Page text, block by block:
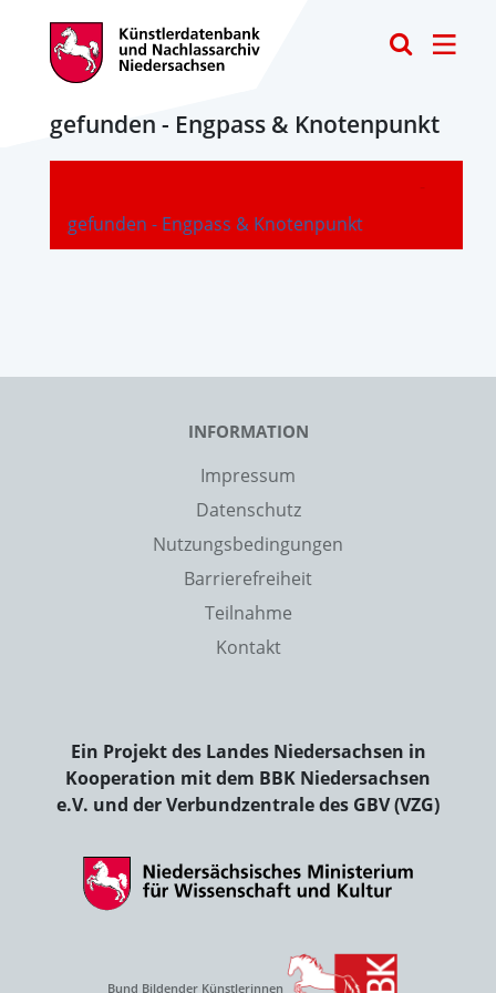
gefunden - Engpass & Knotenpunkt
gefunden - Engpass & Knotenpunkt
-
INFORMATION
Impressum
Datenschutz
Nutzungsbedingungen
Barrierefreiheit
Teilnahme
Kontakt
Ein Projekt des Landes Niedersachsen in
Kooperation mit dem BBK Niedersachsen
e.V. und der Verbundzentrale des GBV (VZG)
Bund Bildender Künstlerinnen